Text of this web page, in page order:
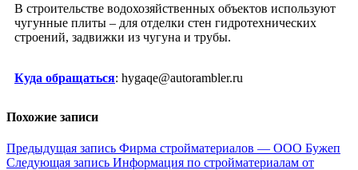
В строительстве водохозяйственных объектов используют
чугунные плиты – для отделки стен гидротехнических
строений, задвижки из чугуна и трубы.
Куда обращаться: hygaqe@autorambler.ru
Похожие записи
Навигация
Предыдущая запись Фирма стройматериалов — ООО Бужеп
Следующая запись Информация по стройматериалам от